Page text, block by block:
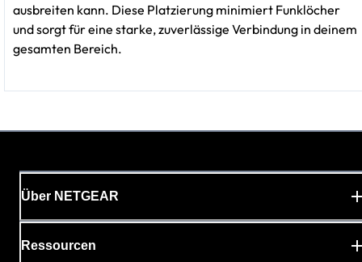
ausbreiten kann. Diese Platzierung minimiert Funklöcher
und sorgt für eine starke, zuverlässige Verbindung in deinem
gesamten Bereich.
Über NETGEAR
Ressourcen